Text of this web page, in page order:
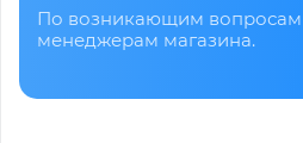
По возникающим вопросам
менеджерам магазина.